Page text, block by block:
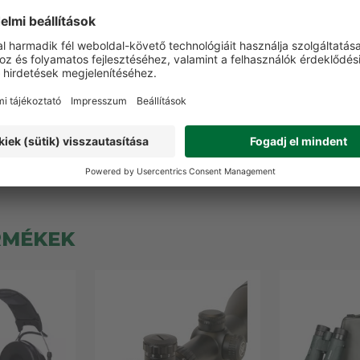
EL
WB
Ft
távcső
58 990 Ft
3M Peltor